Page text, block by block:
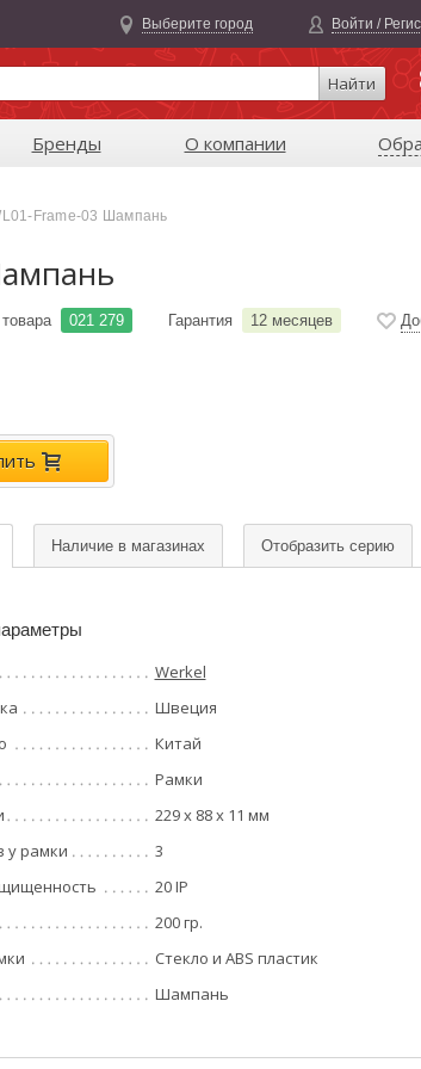
Выберите город Войти /
Найти
Бренды О компании
Frame-03 Шампань
021 279 Гарантия 12 месяцев
Наличие в магазинах Отобразить серию
Werkel
Швеция
Китай
Рамки
229 х 88 х 11 мм
у рамки
3
20 IP
200 гр.
Стекло и ABS пластик
Шампань